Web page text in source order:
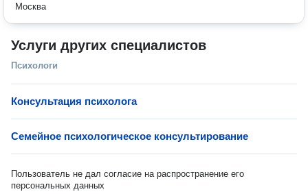
Москва
Услуги других специалистов
Психологи
Консультация психолога
Семейное психологическое консультирование
Пользователь не дал согласие на распространение его
персональных данных